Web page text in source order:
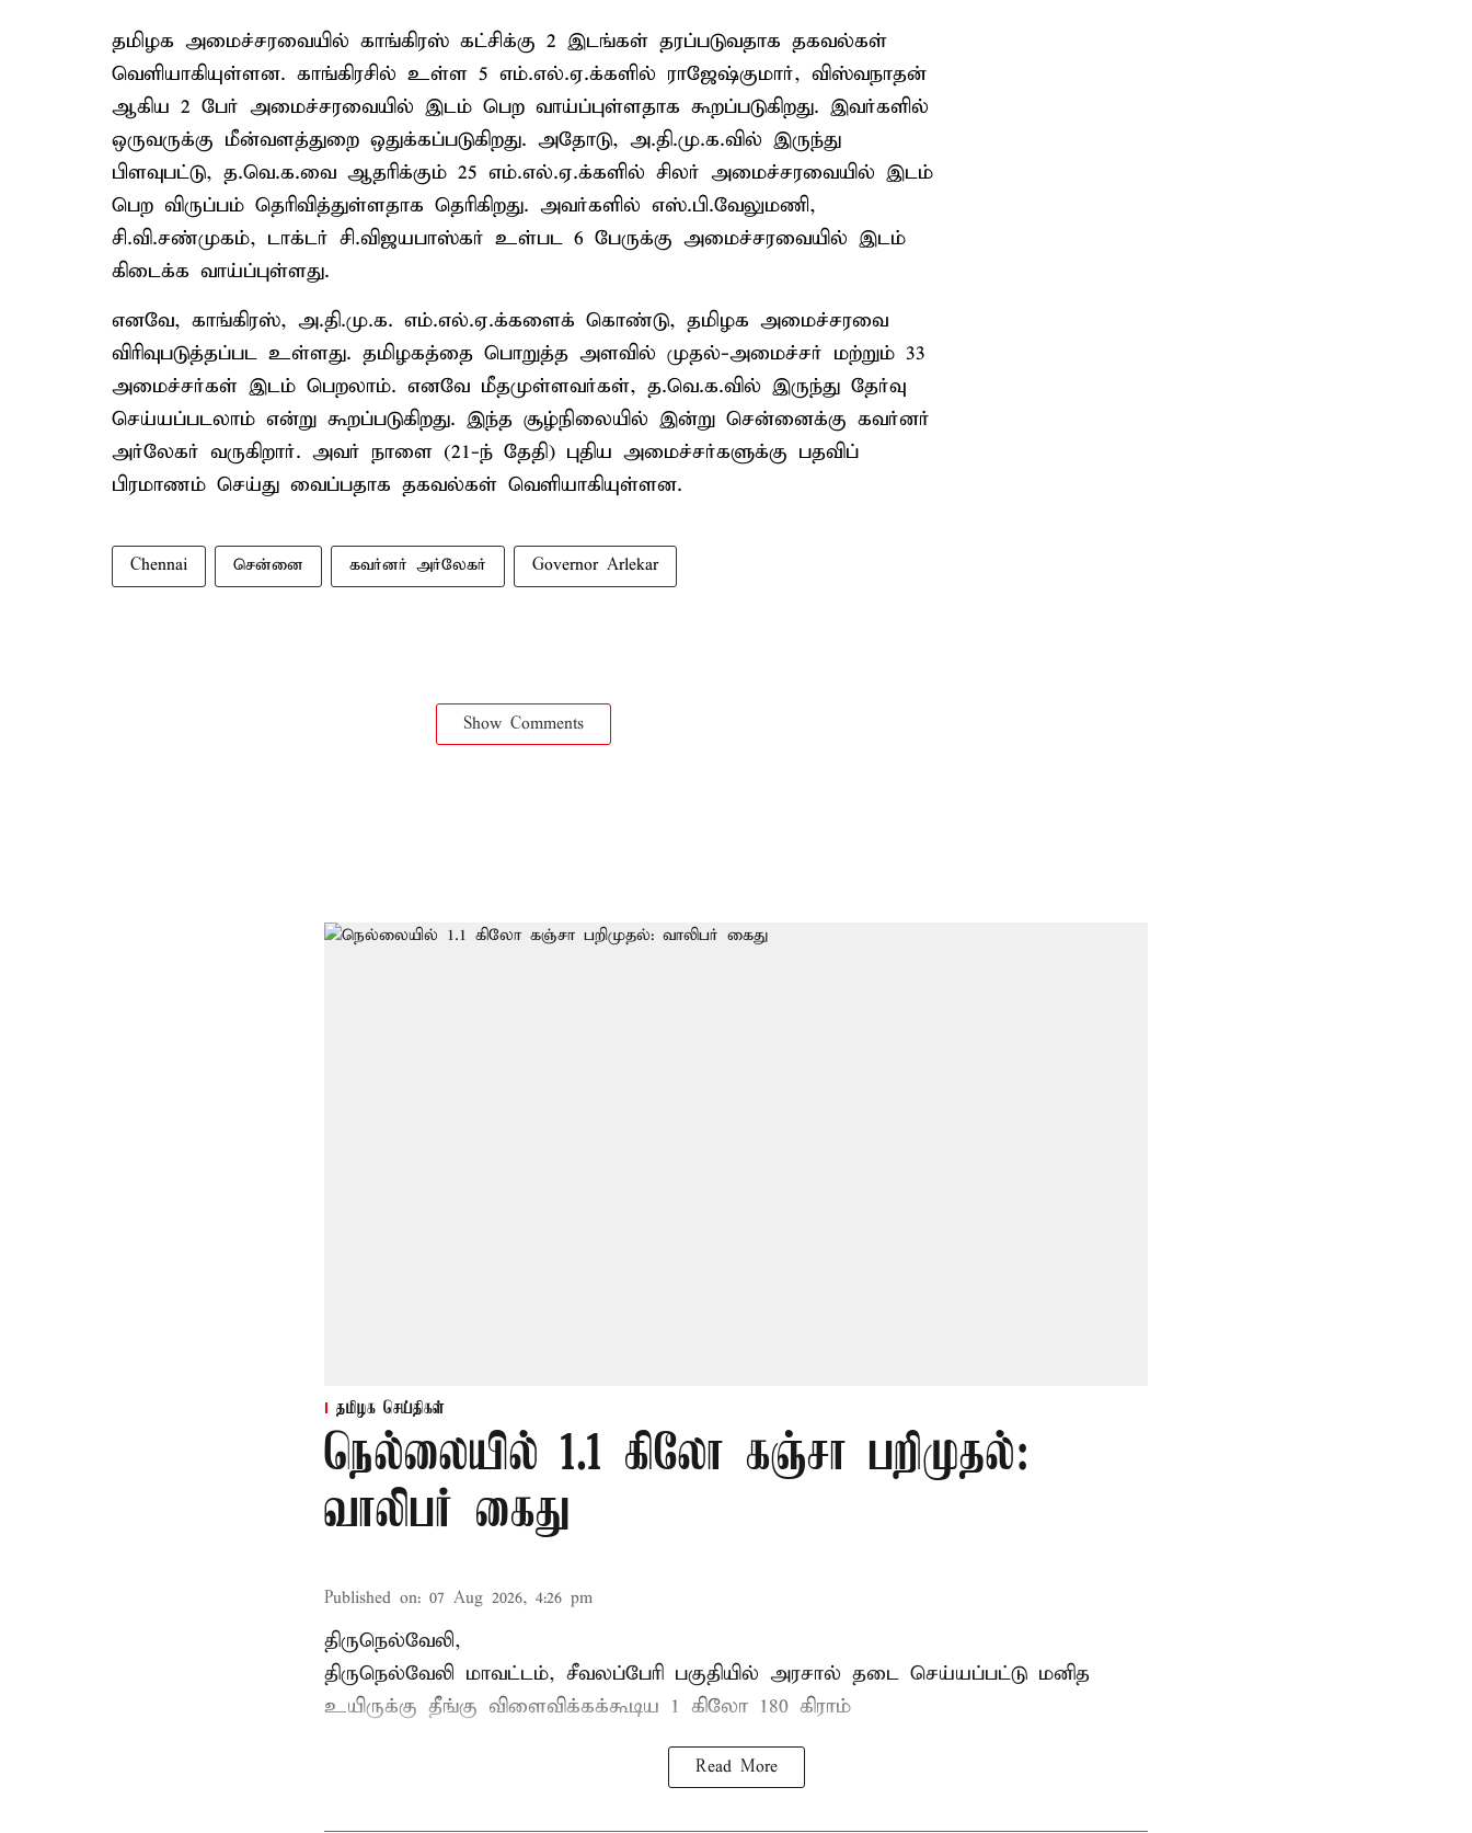
தமிழக அமைச்சரவையில் காங்கிரஸ் கட்சிக்கு 2 இடங்கள் தரப்படுவதாக தகவல்கள்
வெளியாகியுள்ளன. காங்கிரசில் உள்ள 5 எம்.எல்.ஏ.க்களில் ராஜேஷ்குமார், விஸ்வநாதன்
ஆகிய 2 பேர் அமைச்சரவையில் இடம் பெற வாய்ப்புள்ளதாக கூறப்படுகிறது. இவர்களில்
ஒருவருக்கு மீன்வளத்துறை ஒதுக்கப்படுகிறது. அதோடு, அ.தி.மு.க.வில் இருந்து
பிளவுபட்டு, த.வெ.க.வை ஆதரிக்கும் 25 எம்.எல்.ஏ.க்களில் சிலர் அமைச்சரவையில் இடம்
பெற விருப்பம் தெரிவித்துள்ளதாக தெரிகிறது. அவர்களில் எஸ்.பி.வேலுமணி,
சி.வி.சண்முகம், டாக்டர் சி.விஜயபாஸ்கர் உள்பட 6 பேருக்கு அமைச்சரவையில் இடம்
கிடைக்க வாய்ப்புள்ளது.
எனவே, காங்கிரஸ், அ.தி.மு.க. எம்.எல்.ஏ.க்களைக் கொண்டு, தமிழக அமைச்சரவை
விரிவுபடுத்தப்பட உள்ளது. தமிழகத்தை பொறுத்த அளவில் முதல்-அமைச்சர் மற்றும் 33
அமைச்சர்கள் இடம் பெறலாம். எனவே மீதமுள்ளவர்கள், த.வெ.க.வில் இருந்து தேர்வு
செய்யப்படலாம் என்று கூறப்படுகிறது. இந்த சூழ்நிலையில் இன்று சென்னைக்கு கவர்னர்
அர்லேகர் வருகிறார். அவர் நாளை (21-ந் தேதி) புதிய அமைச்சர்களுக்கு பதவிப்
பிரமாணம் செய்து வைப்பதாக தகவல்கள் வெளியாகியுள்ளன.
Chennai சென்னை கவர்னர் அர்லேகர் Governor Arlekar
Show Comments
தமிழக செய்திகள்
நெல்லையில் 1.1 கிலோ கஞ்சா பறிமுதல்:
வாலிபர் கைது
Published on: 07 Aug 2026, 4:26 pm
திருநெல்வேலி,
திருநெல்வேலி மாவட்டம், சீவலப்பேரி பகுதியில் அரசால் தடை செய்யப்பட்டு மனித
உயிருக்கு தீங்கு விளைவிக்கக்கூடிய 1 கிலோ 180 கிராம்
Read More